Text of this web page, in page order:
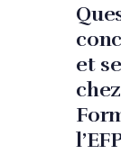
et